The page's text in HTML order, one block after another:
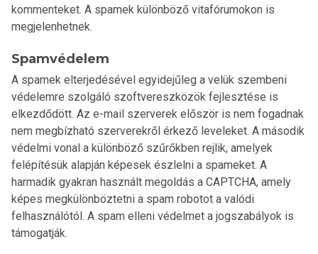
kommenteket. A spamek különböző vitafórumokon is
megjelenhetnek.
Spamvédelem
A spamek elterjedésével egyidejűleg a velük szembeni
védelemre szolgáló szoftvereszközök fejlesztése is
elkezdődött. Az e-mail szerverek először is nem fogadnak
nem megbízható szerverekről érkező leveleket. A második
védelmi vonal a különböző szűrőkben rejlik, amelyek
felépítésük alapján képesek észlelni a spameket. A
harmadik gyakran használt megoldás a CAPTCHA, amely
képes megkülönböztetni a spam robotot a valódi
felhasználótól. A spam elleni védelmet a jogszabályok is
támogatják.